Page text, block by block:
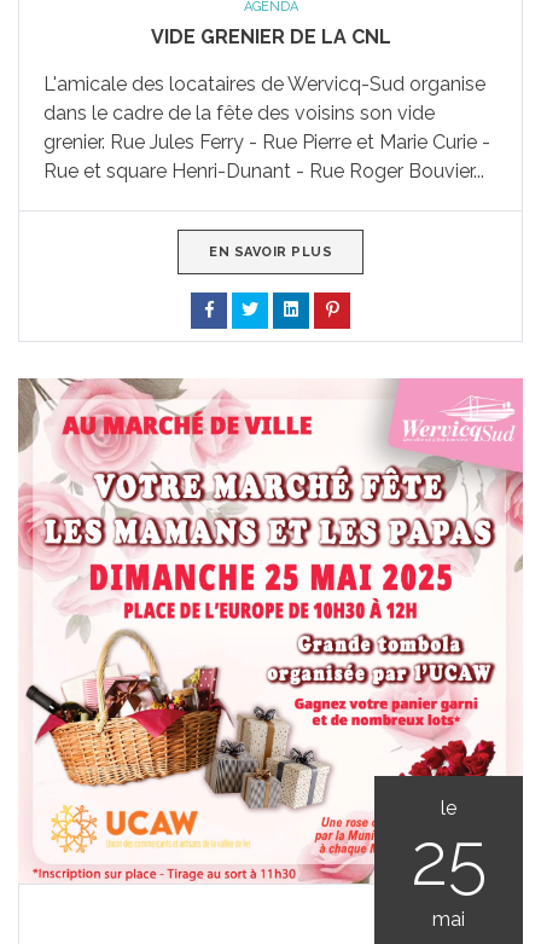
AGENDA
VIDE GRENIER DE LA CNL
L'amicale des locataires de Wervicq-Sud organise
dans le cadre de la fête des voisins son vide
grenier. Rue Jules Ferry - Rue Pierre et Marie Curie -
Rue et square Henri-Dunant - Rue Roger Bouvier...
EN SAVOIR PLUS
le
25
mai